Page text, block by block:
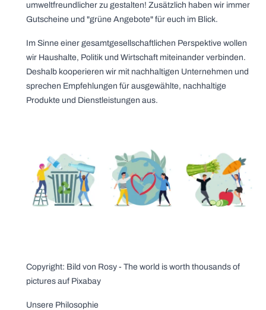
umweltfreundlicher zu gestalten! Zusätzlich haben wir immer
Gutscheine und "grüne Angebote" für euch im Blick.
Im Sinne einer gesamtgesellschaftlichen Perspektive wollen
wir Haushalte, Politik und Wirtschaft miteinander verbinden.
Deshalb kooperieren wir mit nachhaltigen Unternehmen und
sprechen Empfehlungen für ausgewählte, nachhaltige
Produkte und Dienstleistungen aus.
Copyright: Bild von Rosy - The world is worth thousands of
pictures auf Pixabay
Unsere Philosophie